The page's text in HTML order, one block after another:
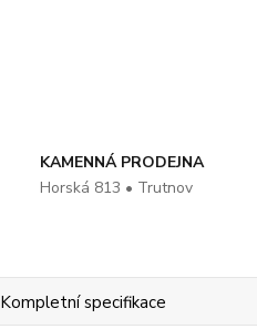
KAMENNÁ PRODEJNA
Horská 813 • Trutnov
Kompletní specifikace